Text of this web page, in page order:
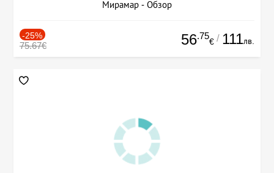
Мирамар - Обзор
-25%
75.67€ 56.75
€ / 111лв.